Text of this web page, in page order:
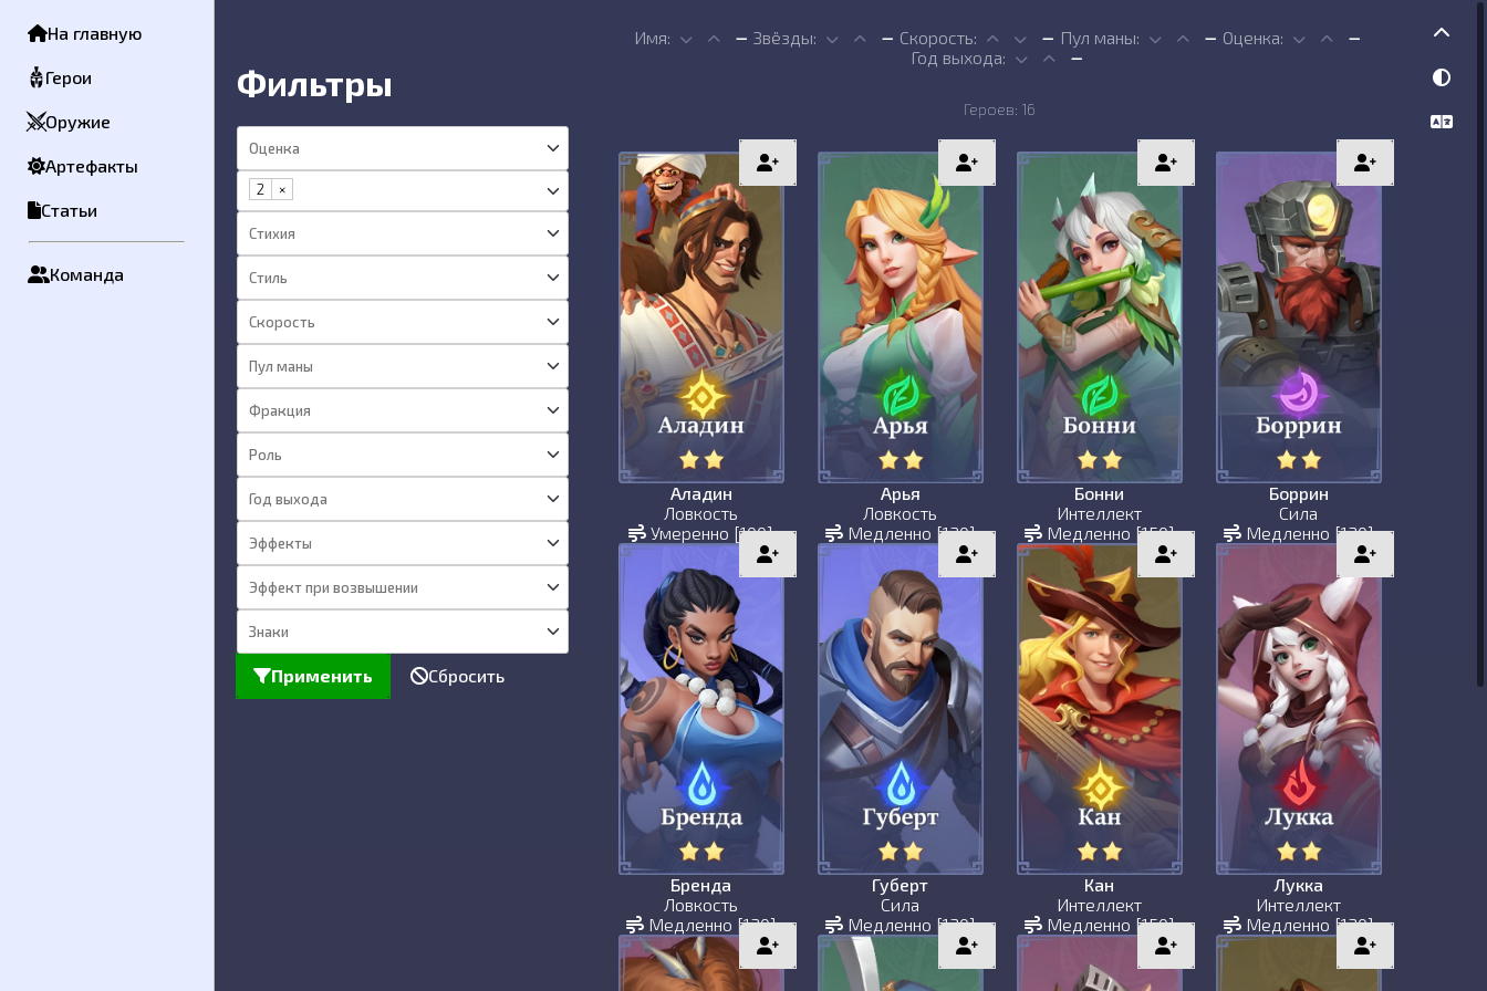
На главную
Герои
Оружие
Артефакты
Статьи
Команда
Контактная информация
Сообщение Фильтры
2 ×
Применить Сбросить
Имя: Звёзды: Скорость: Пул маны:
Оценка:
Год выхода:
Героев: 16
Аладин
Ловкость
Умеренно [100]
Арья
Ловкость
Медленно [130]
Бонни
Интеллект
Медленно [150]
Боррин
Сила
Медленно [130]
Бренда
Ловкость
Медленно [130]
Губерт
Сила
Медленно [130]
Кан
Интеллект
Медленно [150]
Лукка
Интеллект
Медленно [130]